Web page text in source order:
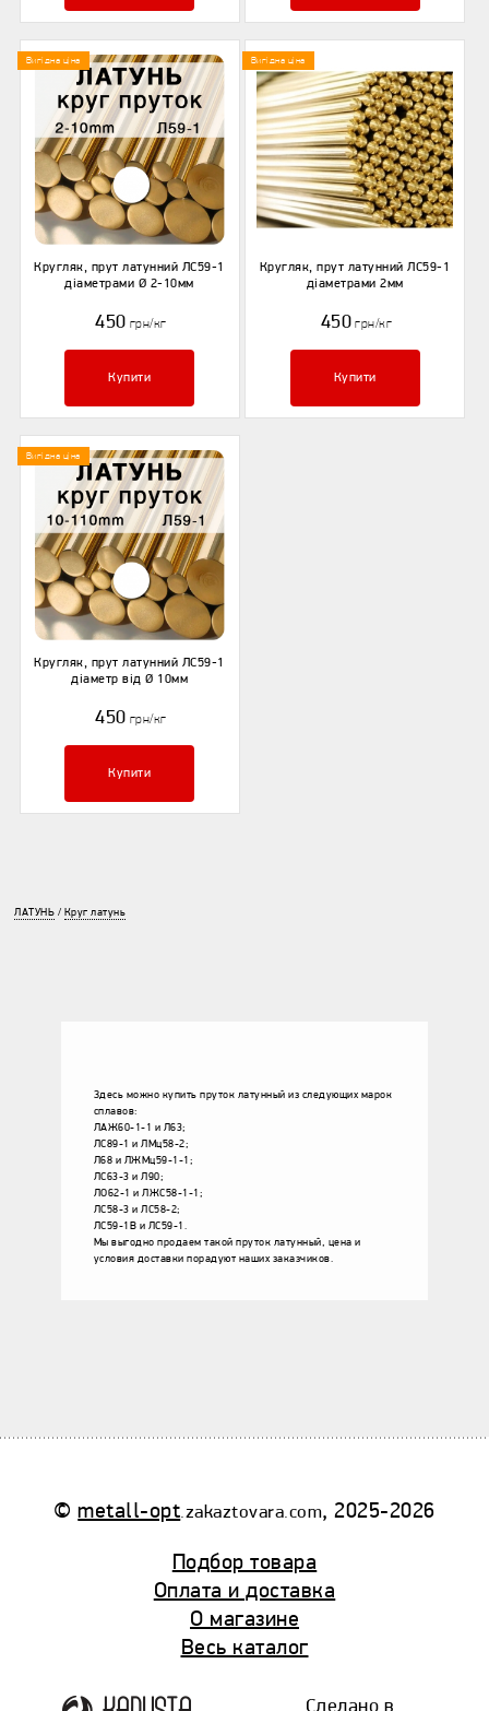
Кругляк, прут латунний ЛС59-1
діаметрами Ø 2-10мм
450 грн/кг
Купити
Вигідна ціна
Кругляк, прут латунний ЛС59-1
діаметрами 2мм
450 грн/кг
Купити
Вигідна ціна
Кругляк, прут латунний ЛС59-1
діаметр від Ø 10мм
450 грн/кг
Купити
Вигідна ціна
ЛАТУНЬ / Круг латунь
Здесь можно купить пруток латунный из следующих марок
сплавов:
ЛАЖ60-1-1 и Л63;
ЛС89-1 и ЛМц58-2;
Л68 и ЛЖМц59-1-1;
ЛС63-3 и Л90;
ЛО62-1 и ЛЖС58-1-1;
ЛС58-3 и ЛС58-2;
ЛС59-1В и ЛС59-1.
Мы выгодно продаем такой пруток латунный, цена и
условия доставки порадуют наших заказчиков.
©metall-opt.zakaztovara.com, 2025-2026
Подбор товара
Оплата и доставка
О магазине
Весь каталог
Сделано в